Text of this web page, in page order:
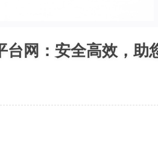
网：安全高效，助